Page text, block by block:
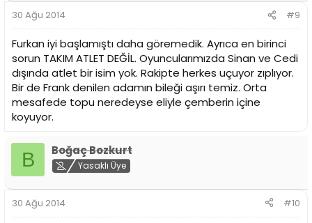
30 Ağu 2014 #9
Furkan iyi başlamıştı daha göremedik. Ayrıca en birinci
sorun TAKIM ATLET DEĞİL. Oyuncularımızda Sinan ve Cedi
dışında atlet bir isim yok. Rakipte herkes uçuyor zıplıyor.
Bir de Frank denilen adamın bileği aşırı temiz. Orta
mesafede topu neredeyse eliyle çemberin içine
koyuyor.
B Boğaç Bozkurt
Yasaklı Üye
30 Ağu 2014 #10